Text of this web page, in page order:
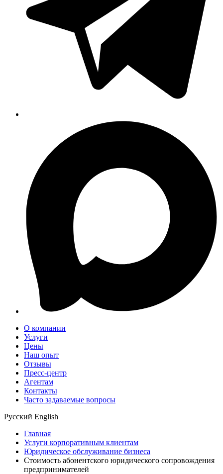
О компании
Услуги
Цены
Наш опыт
Отзывы
Пресс-центр
Агентам
Контакты
Часто задаваемые вопросы
Русский English
Главная
Услуги корпоративным клиентам
Юридическое обслуживание бизнеса
Стоимость абонентского юридического сопровождения
предпринимателей